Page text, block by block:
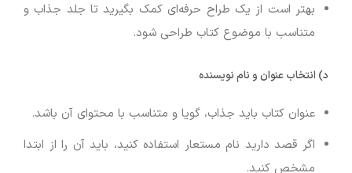
بهتر است از یک طراح حرفه‌ای کمک بگیرید تا جلد جذاب و
متناسب با موضوع کتاب طراحی شود.
د) انتخاب عنوان و نام نویسنده
عنوان کتاب باید جذاب، گویا و متناسب با محتوای آن باشد.
اگر قصد دارید نام مستعار استفاده کنید، باید آن را از ابتدا
مشخص کنید.